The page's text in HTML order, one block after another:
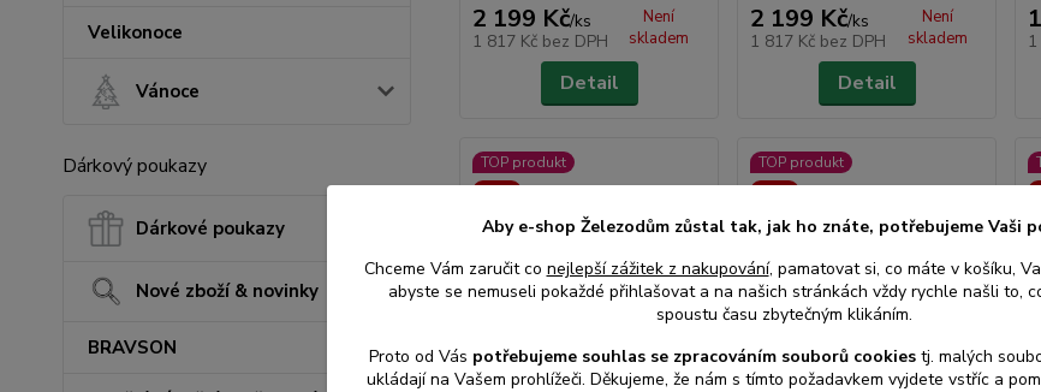
Velikonoce
Vánoce
Dárkový poukazy
Dárkové poukazy
Nové zboží & novinky
BRAVSON
2 199 Kč/ks
1 817 Kč bez DPH
Není
skladem
Detail
2 199 Kč/ks
1 817 Kč bez DPH
Není
skladem
Detail
TOP produkt
Akce
TOP produkt
Akce
Aby e-shop Železodům zůstal tak, jak ho znáte, potřebujeme Vaši
Chceme Vám zaručit co nejlepší zážitek z nakupování, pamatovat si, co máte v košíku,
abyste se nemuseli pokaždé přihlašovat a na našich stránkách vždy rychle našli to,
spoustu času zbytečným klikáním.
Proto od Vás potřebujeme souhlas se zpracováním souborů cookies tj. malých
ukládají na Vašem prohlížeči. Děkujeme, že nám s tímto požadavkem vyjdete vstříc a